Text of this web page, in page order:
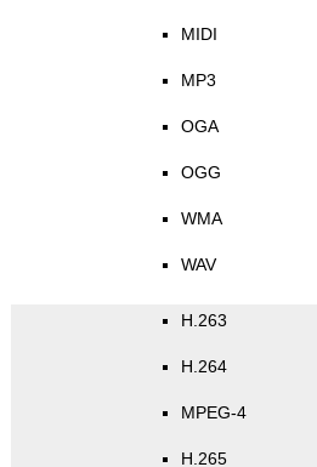
MIDI
MP3
OGA
OGG
WMA
WAV
H.263
H.264
MPEG-4
H.265